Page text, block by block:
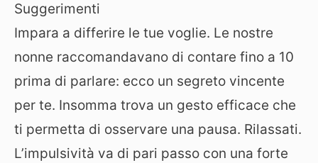
Suggerimenti
Impara a differire le tue voglie. Le nostre
nonne raccomandavano di contare fino a 10
prima di parlare: ecco un segreto vincente
per te. Insomma trova un gesto efficace che
ti permetta di osservare una pausa. Rilassati.
L’impulsività va di pari passo con una forte